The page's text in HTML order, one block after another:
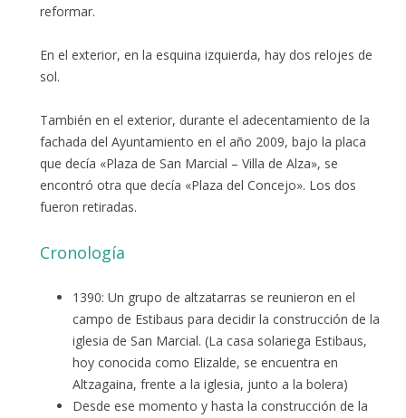
reformar.
En el exterior, en la esquina izquierda, hay dos relojes de
sol.
También en el exterior, durante el adecentamiento de la
fachada del Ayuntamiento en el año 2009, bajo la placa
que decía «Plaza de San Marcial – Villa de Alza», se
encontró otra que decía «Plaza del Concejo». Los dos
fueron retiradas.
Cronología
1390: Un grupo de altzatarras se reunieron en el
campo de Estibaus para decidir la construcción de la
iglesia de San Marcial. (La casa solariega Estibaus,
hoy conocida como Elizalde, se encuentra en
Altzagaina, frente a la iglesia, junto a la bolera)
Desde ese momento y hasta la construcción de la